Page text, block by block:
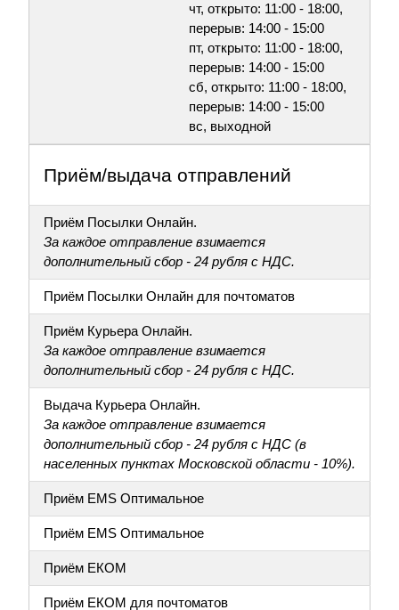
чт, открыто: 11:00 - 18:00,
перерыв: 14:00 - 15:00
пт, открыто: 11:00 - 18:00,
перерыв: 14:00 - 15:00
сб, открыто: 11:00 - 18:00,
перерыв: 14:00 - 15:00
вс, выходной
Приём/выдача отправлений
Приём Посылки Онлайн.
За каждое отправление взимается
дополнительный сбор - 24 рубля с НДС.
Приём Посылки Онлайн для почтоматов
Приём Курьера Онлайн.
За каждое отправление взимается
дополнительный сбор - 24 рубля с НДС.
Выдача Курьера Онлайн.
За каждое отправление взимается
дополнительный сбор - 24 рубля с НДС (в
населенных пунктах Московской области - 10%).
Приём EMS Оптимальное
Приём EMS Оптимальное
Приём ЕКОМ
Приём ЕКОМ для почтоматов